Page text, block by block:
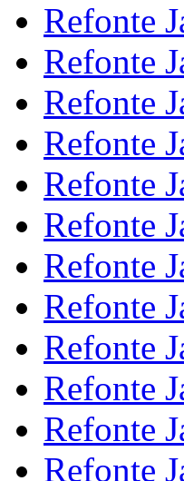
Refonte
Refonte
Refonte
Refonte
Refonte
Refonte
Refonte
Refonte
Refonte
Refonte
Refonte
Refonte